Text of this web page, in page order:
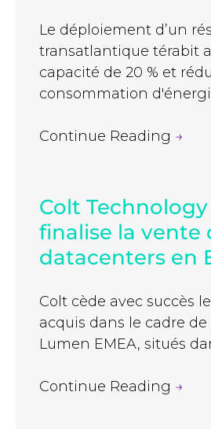
Le déploiement d’un
transatlantique térabit
capacité de 20 % et
consommation
Continue Reading →
Colt
finalise la vente
datacenters en
Colt cède avec succès
acquis dans le cadre
Lumen EMEA, situés
Continue Reading →